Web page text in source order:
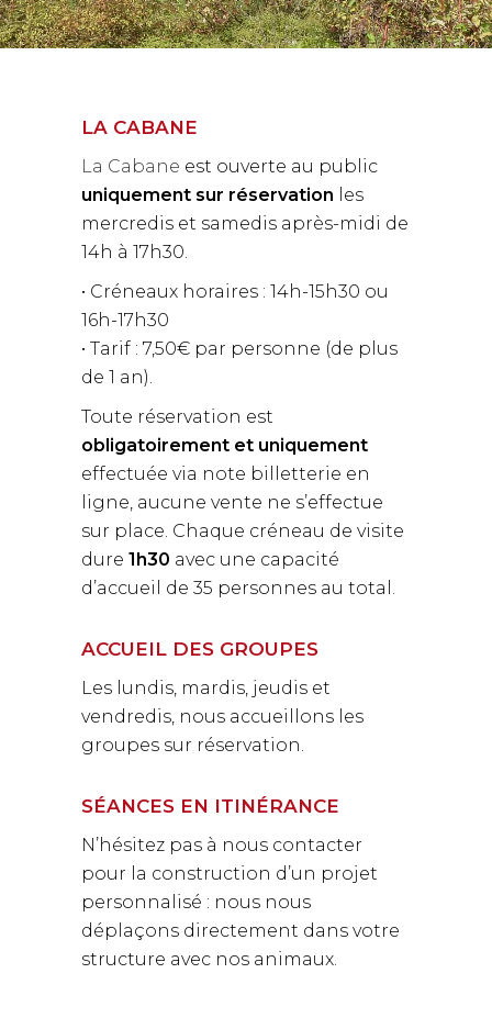
LA CABANE
La Cabane est ouverte au public
uniquement sur réservation les
mercredis et samedis après-midi de
14h à 17h30.
• Créneaux horaires : 14h-15h30 ou
16h-17h30
• Tarif : 7,50€ par personne (de plus
de 1 an).
Toute réservation est
obligatoirement et uniquement
effectuée via note billetterie en
ligne, aucune vente ne s’effectue
sur place. Chaque créneau de visite
dure 1h30 avec une capacité
d’accueil de 35 personnes au total.
ACCUEIL DES GROUPES
Les lundis, mardis, jeudis et
vendredis, nous accueillons les
groupes sur réservation.
SÉANCES EN ITINÉRANCE
N’hésitez pas à nous contacter
pour la construction d’un projet
personnalisé : nous nous
déplaçons directement dans votre
structure avec nos animaux.